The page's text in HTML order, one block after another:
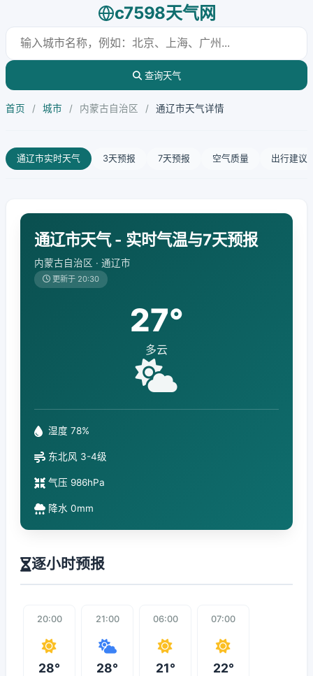
c7598天气网
查询天气
首页 / 城市 / 内蒙古自治区 / 通辽市天气详情
通辽市实时天气 3天预报 7天预报 空气质量 出行建议
通辽市天气 - 实时气温与7天预报
内蒙古自治区 · 通辽市
更新于 20:30
27°
多云
湿度 78%
东北风 3-4级
气压 986hPa
降水 0mm
逐小时预报
20:00
28°
21:00
28°
06:00
21°
07:00
22°